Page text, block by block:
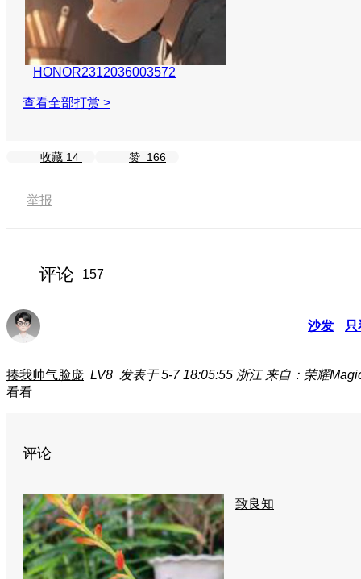
HONOR2312036003572
查看全部打赏 >
收藏 14 赞 166
举报
评论 157
沙发
揍我帅气脸庞 LV8 发表于 5-7 18:05:55 浙江 来自：荣耀
看看
评论
致良知